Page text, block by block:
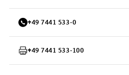
+49 7441 533-0
+49 7441 533-100